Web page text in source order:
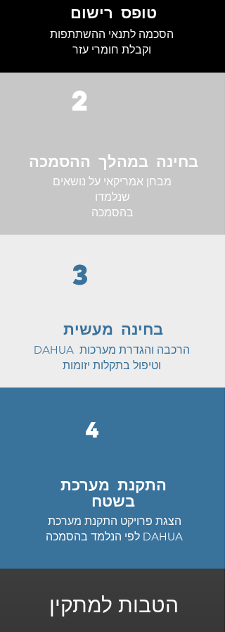
טופס רישום
הסכמה לתנאי ההשתתפות
וקבלת חומרי עזר
2
בחינה במהלך ההסמכה
מבחן אמריקאי על נושאים
שנלמדו
בהסמכה
3
בחינה מעשית
הרכבה והגדרת מערכות DAHUA
וטיפול בתקלות יזומות
4
התקנת מערכת
בשטח
הצגת פרויקט התקנת מערכת
DAHUA לפי הנלמד בהסמכה
הטבות למתקין